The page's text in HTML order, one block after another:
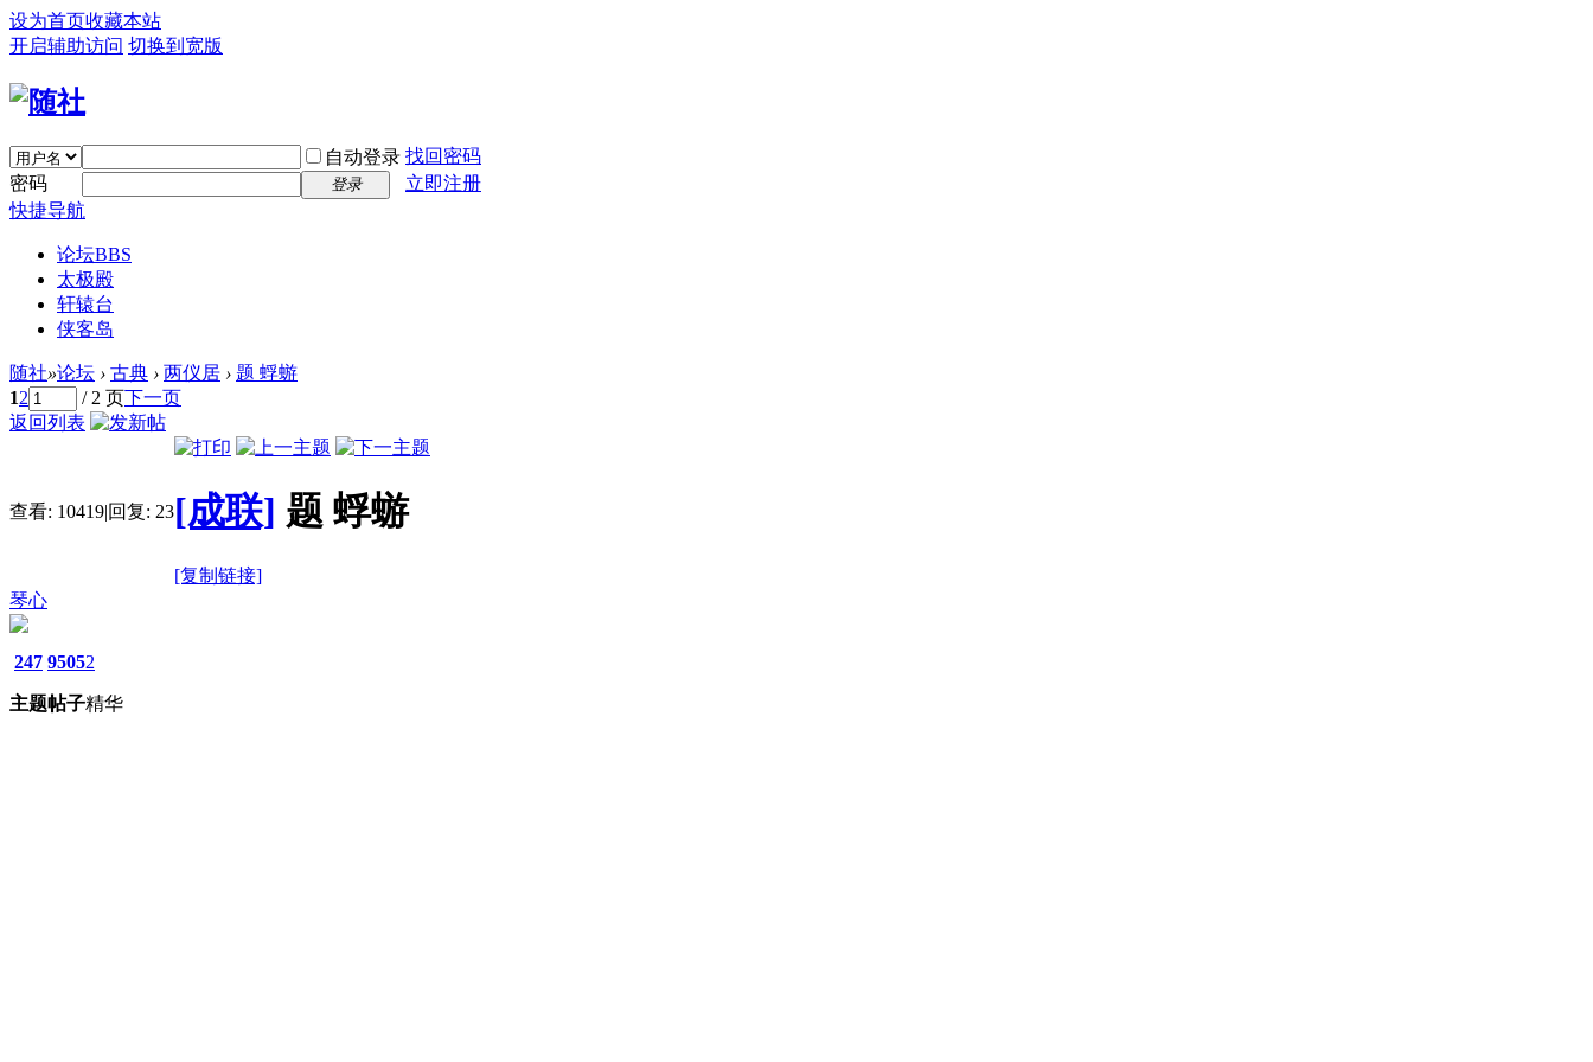
设为首页收藏本站
开启辅助访问 切换到宽版
自动登录 找回密码
密码
登录
立即注册
快捷导航
论坛BBS
太极殿
轩辕台
侠客岛
随社»论坛 › 古典 › 两仪居 › 题 蜉蝣
12 / 2 页下一页
返回列表
查看: 10419|回复: 23[成联] 题 蜉蝣
[复制链接]
琴心
247
主题
9505
帖子
2
精华